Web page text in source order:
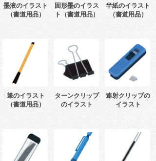
墨液のイラスト
（書道用品）
固形墨のイラス
ト（書道用品）
半紙のイラスト
（書道用品）
筆のイラスト
（書道用品）
ターンクリップ
のイラスト
連射クリップの
イラスト